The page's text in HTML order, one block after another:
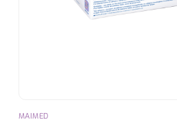
Kleeflaag removers
MAIMED